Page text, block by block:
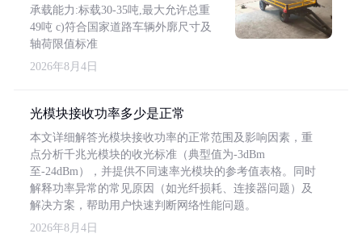
承载能力:标载30-35吨,最大允许总重
49吨 c)符合国家道路车辆外廓尺寸及
轴荷限值标准
2026年8月4日
光模块接收功率多少是正常
本文详细解答光模块接收功率的正常范围及影响因素，重
点分析千兆光模块的收光标准（典型值为-3dBm
至-24dBm），并提供不同速率光模块的参考值表格。同时
解释功率异常的常见原因（如光纤损耗、连接器问题）及
解决方案，帮助用户快速判断网络性能问题。
2026年8月4日